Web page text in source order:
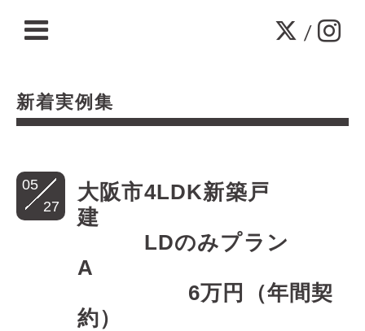
/
新着実例集
05
27
大阪市4LDK新築戸
建
LDのみプラン
A
6万円（年間契
約）